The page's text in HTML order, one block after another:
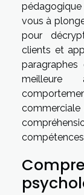
vous à
pour
clients et
meilleure
commerciale